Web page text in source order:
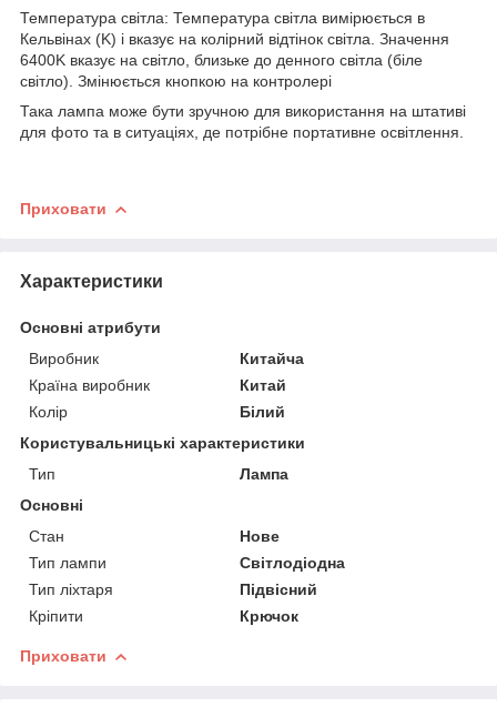
Температура світла: Температура світла вимірюється в
Кельвінах (K) і вказує на колірний відтінок світла. Значення
6400K вказує на світло, близьке до денного світла (біле
світло). Змінюється кнопкою на контролері
Така лампа може бути зручною для використання на штативі
для фото та в ситуаціях, де потрібне портативне освітлення.
Приховати
Характеристики
Основні атрибути
Виробник
Китайча
Країна виробник
Китай
Колір
Білий
Користувальницькі характеристики
Тип
Лампа
Основні
Стан
Нове
Тип лампи
Світлодіодна
Тип ліхтаря
Підвісний
Кріпити
Крючок
Приховати